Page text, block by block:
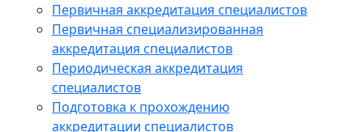
Первичная аккредитация специалистов
Первичная специализированная
аккредитация специалистов
Периодическая аккредитация
специалистов
Подготовка к прохождению
аккредитации специалистов